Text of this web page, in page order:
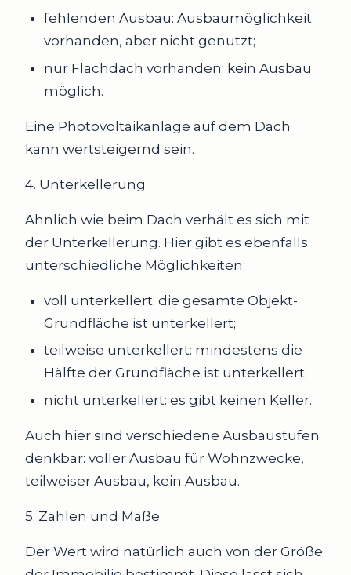
fehlenden Ausbau: Ausbaumöglichkeit
vorhanden, aber nicht genutzt;
nur Flachdach vorhanden: kein Ausbau
möglich.
Eine Photovoltaikanlage auf dem Dach
kann wertsteigernd sein.
4. Unterkellerung
Ähnlich wie beim Dach verhält es sich mit
der Unterkellerung. Hier gibt es ebenfalls
unterschiedliche Möglichkeiten:
voll unterkellert: die gesamte Objekt-
Grundfläche ist unterkellert;
teilweise unterkellert: mindestens die
Hälfte der Grundfläche ist unterkellert;
nicht unterkellert: es gibt keinen Keller.
Auch hier sind verschiedene Ausbaustufen
denkbar: voller Ausbau für Wohnzwecke,
teilweiser Ausbau, kein Ausbau.
5. Zahlen und Maße
Der Wert wird natürlich auch von der Größe